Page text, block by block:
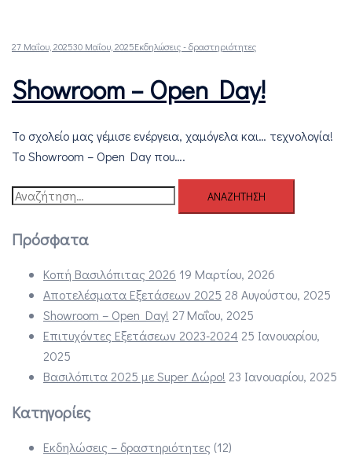
27 Μαΐου, 202530 Μαΐου, 2025Εκδηλώσεις - δραστηριότητες
Showroom – Open Day!
Το σχολείο μας γέμισε ενέργεια, χαμόγελα και… τεχνολογία!
Το Showroom – Open Day που….
Αναζήτηση
Πρόσφατα
Κοπή Βασιλόπιτας 2026 19 Μαρτίου, 2026
Αποτελέσματα Εξετάσεων 2025 28 Αυγούστου, 2025
Showroom – Open Day! 27 Μαΐου, 2025
Επιτυχόντες Εξετάσεων 2023-2024 25 Ιανουαρίου,
2025
Βασιλόπιτα 2025 με Super Δώρο! 23 Ιανουαρίου, 2025
Κατηγορίες
Εκδηλώσεις – δραστηριότητες (12)